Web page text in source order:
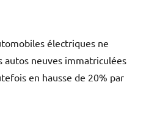
électriques ne
autos neuves immatriculées
en hausse de 20% par